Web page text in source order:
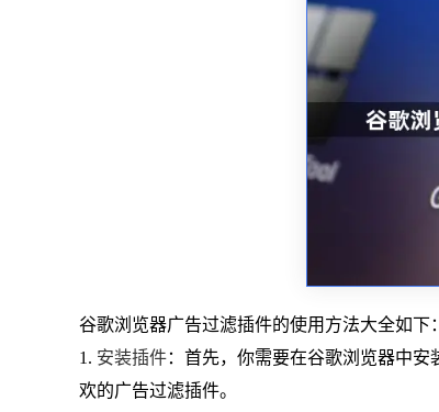
谷歌浏览器广告过滤插件的使用方法大全如下：
1. 安装插件：首先，你需要在谷歌浏览器中
欢的广告过滤插件。